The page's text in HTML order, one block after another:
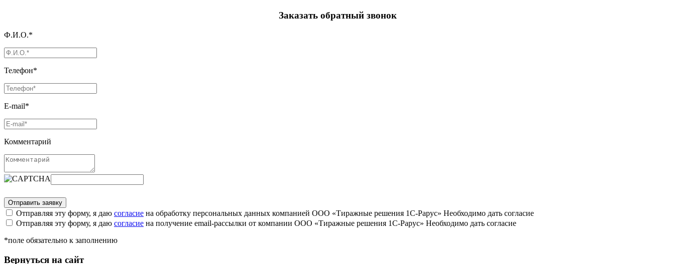
Заказать обратный звонок
Ф.И.О.*
Телефон*
E-mail*
Комментарий
Отправляя эту форму, я даю согласие на обработку персональных данных компанией ООО «Тиражные решения 1С-Рарус» Необходимо дать согласие
Отправляя эту форму, я даю согласие на получение email-рассылки от компании ООО «Тиражные решения 1С-Рарус» Необходимо дать согласие
*поле обязательно к заполнению
Вернуться на сайт